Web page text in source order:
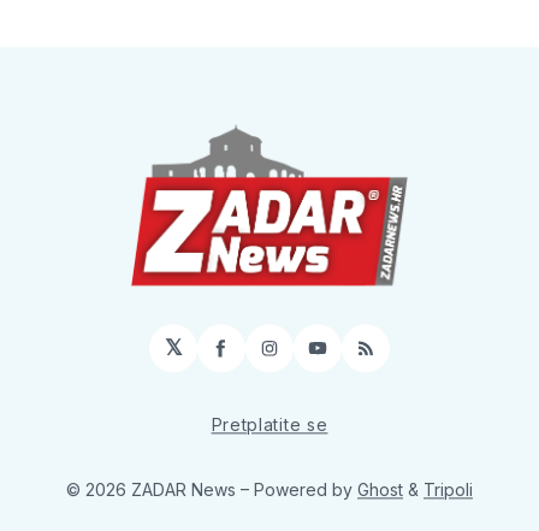
𝕏 Facebook
Instagram
YouTube
RSS
Pretplatite se
© 2026 ZADAR News – Powered by Ghost & Tripoli